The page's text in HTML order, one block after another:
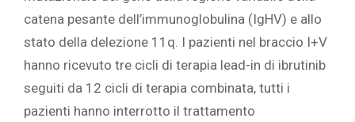
catena pesante dell’immunoglobulina (IgHV) e allo
stato della delezione 11q. I pazienti nel braccio I+V
hanno ricevuto tre cicli di terapia lead-in di ibrutinib
seguiti da 12 cicli di terapia combinata, tutti i
pazienti hanno interrotto il trattamento